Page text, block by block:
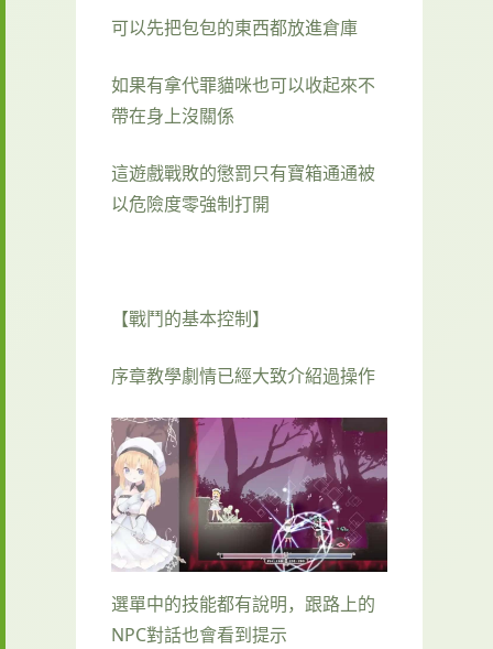
可以先把包包的東西都放進倉庫
如果有拿代罪貓咪也可以收起來不
帶在身上沒關係
這遊戲戰敗的懲罰只有寶箱通通被
以危險度零強制打開
【戰鬥的基本控制】
序章教學劇情已經大致介紹過操作
選單中的技能都有說明，跟路上的
NPC對話也會看到提示